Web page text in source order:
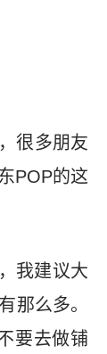
很多朋友
POP的这
，我建议大
那么多。
要去做铺